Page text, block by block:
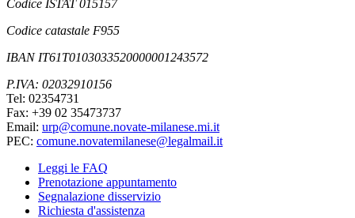
Codice ISTAT 015157
Codice catastale F955
IBAN IT61T0103033520000001243572
P.IVA: 02032910156
Tel: 02354731
Fax: +39 02 35473737
Email: urp@comune.novate-milanese.mi.it
PEC: comune.novatemilanese@legalmail.it
Leggi le FAQ
Prenotazione appuntamento
Segnalazione disservizio
Richiesta d'assistenza